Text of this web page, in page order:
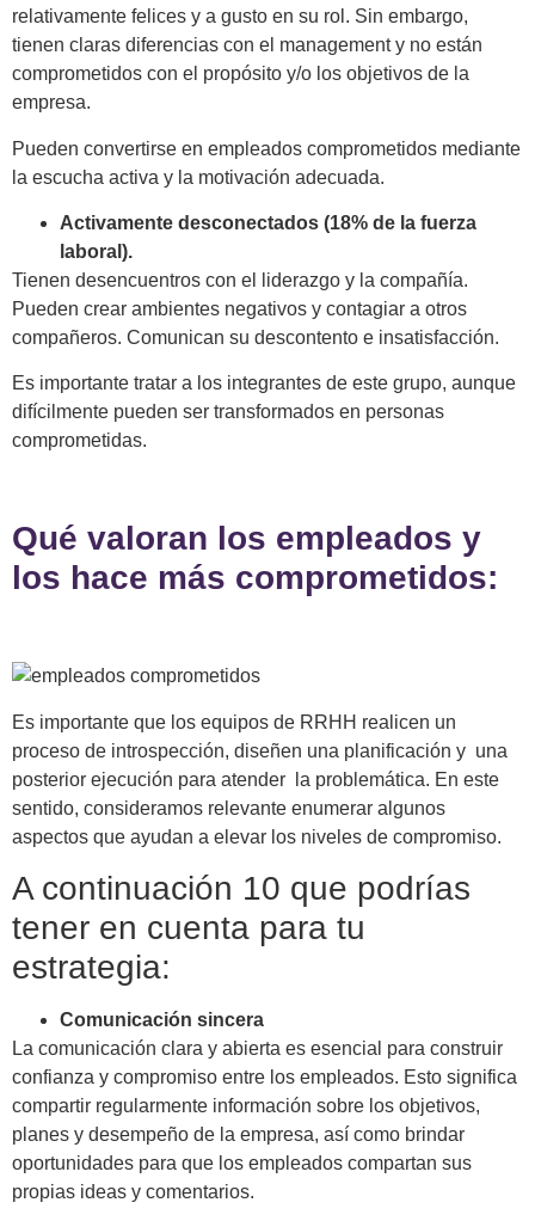
relativamente felices y a gusto en su rol. Sin embargo,
tienen claras diferencias con el management y no están
comprometidos con el propósito y/o los objetivos de la
empresa.
Pueden convertirse en empleados comprometidos mediante
la escucha activa y la motivación adecuada.
Activamente desconectados (18% de la fuerza
laboral).
Tienen desencuentros con el liderazgo y la compañía.
Pueden crear ambientes negativos y contagiar a otros
compañeros. Comunican su descontento e insatisfacción.
Es importante tratar a los integrantes de este grupo, aunque
difícilmente pueden ser transformados en personas
comprometidas.
Qué valoran los empleados y
los hace más comprometidos:
Es importante que los equipos de RRHH realicen un
proceso de introspección, diseñen una planificación y una
posterior ejecución para atender la problemática. En este
sentido, consideramos relevante enumerar algunos
aspectos que ayudan a elevar los niveles de compromiso.
A continuación 10 que podrías
tener en cuenta para tu
estrategia:
Comunicación sincera
La comunicación clara y abierta es esencial para construir
confianza y compromiso entre los empleados. Esto significa
compartir regularmente información sobre los objetivos,
planes y desempeño de la empresa, así como brindar
oportunidades para que los empleados compartan sus
propias ideas y comentarios.